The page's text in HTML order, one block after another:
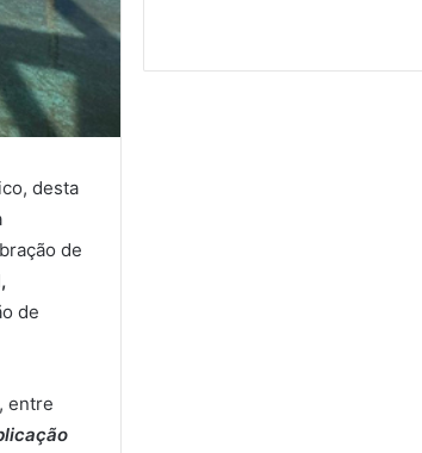
desta
de
de
entre